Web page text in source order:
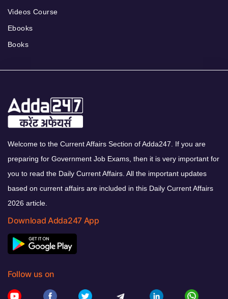
Videos Course
Ebooks
Books
Welcome to the Current Affairs Section of Adda247. If you are
preparing for Government Job Exams, then it is very important for
you to read the Daily Current Affairs. All the important updates
based on current affairs are included in this Daily Current Affairs
2026 article.
Download Adda247 App
Follow us on